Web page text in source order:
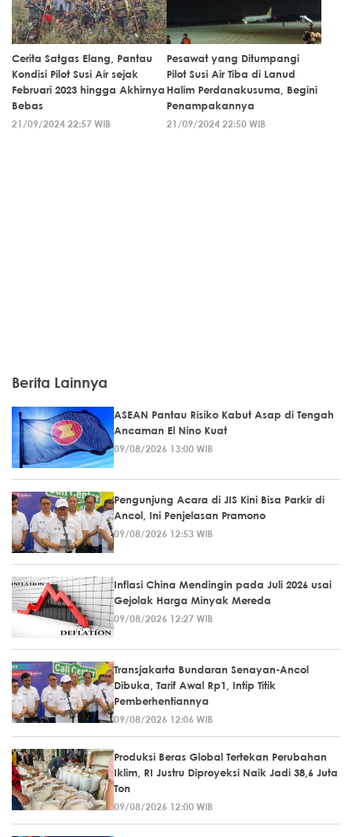
Cerita Satgas Elang, Pantau
Kondisi Pilot Susi Air sejak
Februari 2023 hingga Akhirnya
Bebas
21/09/2024 22:57 WIB
Pesawat yang Ditumpangi
Pilot Susi Air Tiba di Lanud
Halim Perdanakusuma, Begini
Penampakannya
21/09/2024 22:50 WIB
Berita Lainnya
ASEAN Pantau Risiko Kabut Asap di Tengah
Ancaman El Nino Kuat
09/08/2026 13:00 WIB
Pengunjung Acara di JIS Kini Bisa Parkir di
Ancol, Ini Penjelasan Pramono
09/08/2026 12:53 WIB
Inflasi China Mendingin pada Juli 2026 usai
Gejolak Harga Minyak Mereda
09/08/2026 12:27 WIB
Transjakarta Bundaran Senayan-Ancol
Dibuka, Tarif Awal Rp1, Intip Titik
Pemberhentiannya
09/08/2026 12:06 WIB
Produksi Beras Global Tertekan Perubahan
Iklim, RI Justru Diproyeksi Naik Jadi 38,6 Juta
Ton
09/08/2026 12:00 WIB